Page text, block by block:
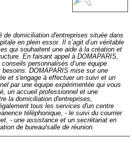
de domiciliation d'entreprises située dans
en plein essor. Il s’agit d’un véritable
qui souhaitent une aide à la création et
En faisant appel à DOMAPARIS,
personnalisés d’une équipe
DOMAPARIS mise sur une
et s'engage à effectuer un suivi et un
par une équipe expérimentée qui vous
un accueil professionnel et une
la domiciliation d'entreprises,
tous les services d'un centre
téléphonique, - le suivi du courrier
- une assistance et un secrétariat en
de bureau/salle de réunion.